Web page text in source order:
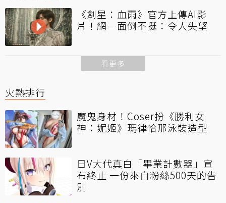
《劍星：血雨》官方上傳AI影
片！網一面倒不挺：令人失望
看更多
火熱排行
魔鬼身材！Coser扮《勝利女
神：妮姬》瑪律恰那泳裝造型
日V大代真白「畢業計數器」宣
布終止 一份來自粉絲500天的告
別